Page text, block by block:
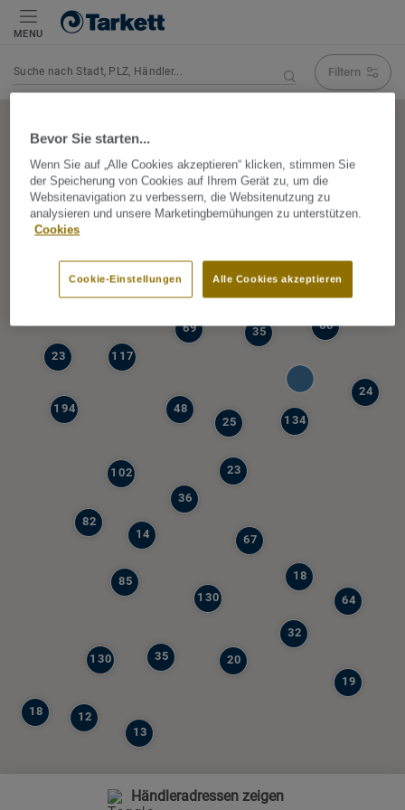
MENU
Filtern
85
194
77
117
130
39
64
67
82
36
130
69
134
23
35
35
102
19
23
48
14
60
12
18
32
13
20
24
25
18
Händleradressen zeigen
Bevor Sie starten...
Wenn Sie auf „Alle Cookies akzeptieren“ klicken, stimmen Sie
der Speicherung von Cookies auf Ihrem Gerät zu, um die
Websitenavigation zu verbessern, die Websitenutzung zu
analysieren und unsere Marketingbemühungen zu unterstützen.
Cookies
Alle Cookies akzeptieren
Cookie-Einstellungen